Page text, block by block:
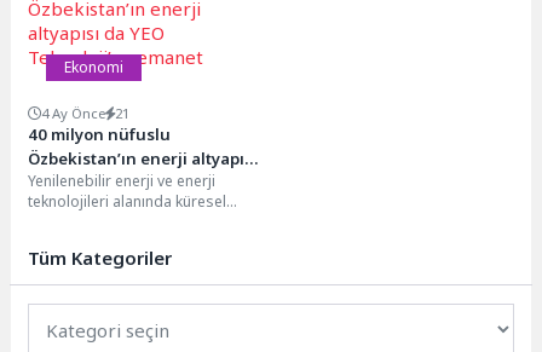
Ekonomi
4 Ay Önce 21
40 milyon nüfuslu
Özbekistan’ın enerji altyapısı
da YEO Teknoloji’ye emanet
Yenilenebilir enerji ve enerji
teknolojileri alanında küresel
ve...
Tüm Kategoriler